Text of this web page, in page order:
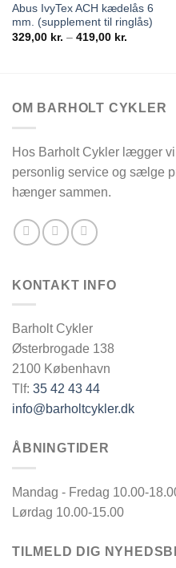
Abus IvyTex ACH kædelås 6
mm. (supplement til ringlås)
329,00 kr. – 419,00 kr.
OM BARHOLT CYKLER
Hos Barholt Cykler lægger
personlig service og sælge
hænger sammen.
KONTAKT INFO
Barholt Cykler
Østerbrogade 138
2100 København
Tlf: 35 42 43 44
info@barholtcykler.dk
ÅBNINGTIDER
Mandag - Fredag 10.00-
Lørdag 10.00-15.00
TILMELD DIG